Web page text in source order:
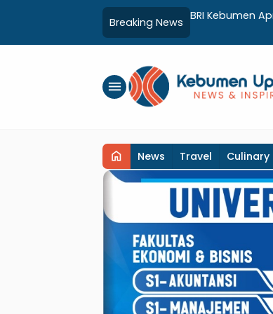
Breaking News
ZIS untuk Mendukung
BRI Kebumen
menu
home News Travel Culinary